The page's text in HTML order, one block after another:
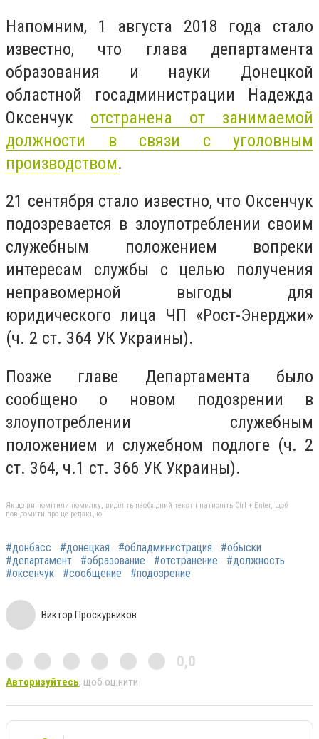
Напомним, 1 августа 2018 года стало
известно, что глава департамента
образования и науки Донецкой
областной госадминистрации Надежда
Оксенчук отстранена от занимаемой
должности в связи с уголовным
производством.
21 сентября стало известно, что Оксенчук
подозревается в злоупотреблении своим
служебным положением вопреки
интересам службы с целью получения
неправомерной выгоды для
юридического лица ЧП «Рост-Энерджи»
(ч. 2 ст. 364 УК Украины).
Позже главе Департамента было
сообщено о новом подозрении в
злоупотреблении служебным
положением и служебном подлоге (ч. 2
ст. 364, ч.1 ст. 366 УК Украины).
Якщо ви помітили помилку, виділіть необхідний текст і натисніть Ctrl + Enter, щоб
повідомити про це редакцію
#донбасс #донецкая #обладминистрация
#обыски
#департамент
#образование #отстранение
#должность
#оксенчук
#сообщение #подозрение
Виктор Проскурников
0,0
Авторизуйтесь, щоб оцінити